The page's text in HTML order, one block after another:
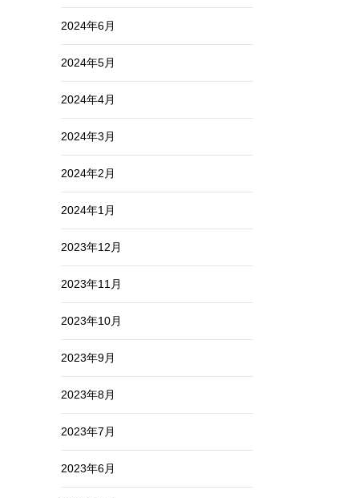
2024年6月
2024年5月
2024年4月
2024年3月
2024年2月
2024年1月
2023年12月
2023年11月
2023年10月
2023年9月
2023年8月
2023年7月
2023年6月